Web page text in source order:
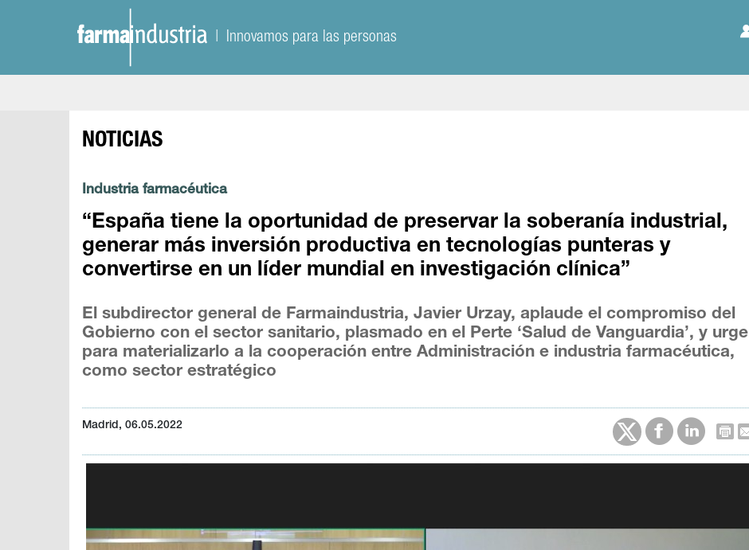
| Innovamos para las personas
NOTICIAS
Industria farmacéutica
“España tiene la oportunidad de preservar la soberanía industrial,
generar más inversión productiva en tecnologías punteras y
convertirse en un líder mundial en investigación clínica”
El subdirector general de Farmaindustria, Javier Urzay, aplaude el compromiso del
Gobierno con el sector sanitario, plasmado en el Perte ‘Salud de Vanguardia’, y urge
para materializarlo a la cooperación entre Administración e industria farmacéutica,
como sector estratégico
Madrid, 06.05.2022